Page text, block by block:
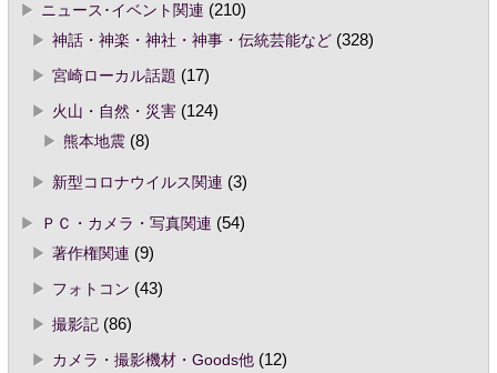
ニュース･イベント関連 (210)
神話・神楽・神社・神事・伝統芸能など(328)
宮崎ローカル話題 (17)
火山・自然・災害(124)
熊本地震(8)
新型コロナウイルス関連 (3)
ＰＣ・カメラ・写真関連 (54)
著作権関連 (9)
フォトコン (43)
撮影記(86)
カメラ・撮影機材・Goods他(12)